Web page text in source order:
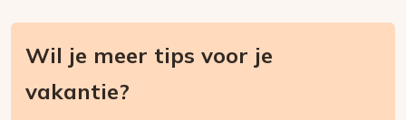
Wil je meer tips voor je
vakantie?